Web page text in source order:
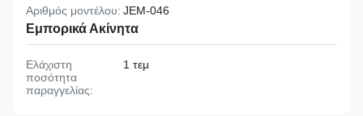
Αριθμός μοντέλου: JEM-046
Εμπορικά Ακίνητα
Ελάχιστη
ποσότητα
παραγγελίας:
1 τεμ